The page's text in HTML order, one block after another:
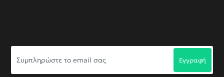
το
Εγγραφή